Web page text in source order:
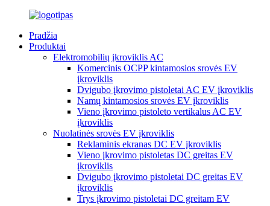
Pradžia
Produktai
Elektromobilių įkroviklis AC
Komercinis OCPP kintamosios srovės EV
įkroviklis
Dvigubo įkrovimo pistoletai AC EV įkroviklis
Namų kintamosios srovės EV įkroviklis
Vieno įkrovimo pistoleto vertikalus AC EV
įkroviklis
Nuolatinės srovės EV įkroviklis
Reklaminis ekranas DC EV įkroviklis
Vieno įkrovimo pistoletas DC greitas EV
įkroviklis
Dvigubo įkrovimo pistoletai DC greitas EV
įkroviklis
Trys įkrovimo pistoletai DC greitam EV